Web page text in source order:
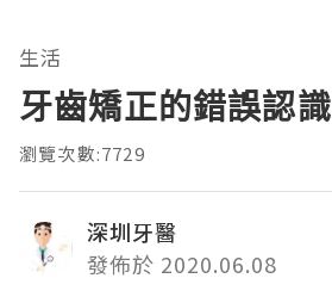
生活
牙齒矯正的錯誤認識
瀏覽次數:7729
深圳牙醫
發佈於 2020.06.08